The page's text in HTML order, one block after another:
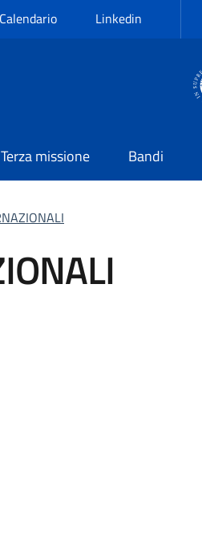
Calendario Linkedin
Terza missione Bandi